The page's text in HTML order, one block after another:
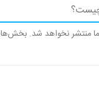
منتشر نخواهد شد.